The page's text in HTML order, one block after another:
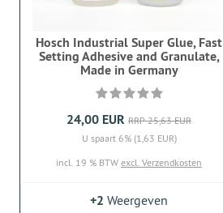
Hosch Industrial Super Glue, Fast
Setting Adhesive and Granulate,
Made in Germany
24,00 EUR RRP 25,63 EUR
U spaart 6% (1,63 EUR)
incl. 19 % BTW excl. Verzendkosten
+2 Weergeven